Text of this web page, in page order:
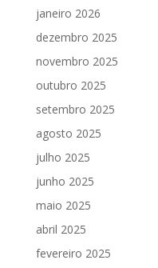
janeiro 2026
dezembro 2025
novembro 2025
outubro 2025
setembro 2025
agosto 2025
julho 2025
junho 2025
maio 2025
abril 2025
fevereiro 2025